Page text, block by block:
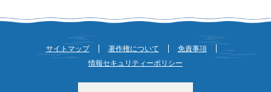
サイトマップ 著作権について
免責事項
情報セキュリティーポリシー